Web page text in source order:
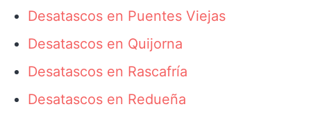
Desatascos en Puentes Viejas
Desatascos en Quijorna
Desatascos en Rascafría
Desatascos en Redueña